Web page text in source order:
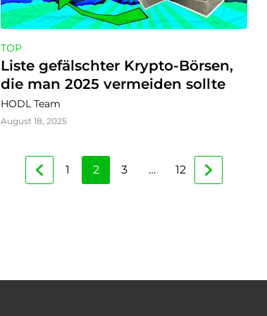
TOP
Liste gefälschter Krypto-Börsen,
die man 2025 vermeiden sollte
HODL Team
August 18, 2025
1 2 3 … 12